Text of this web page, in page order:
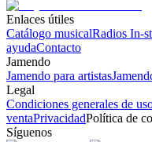
Enlaces útiles
Catálogo musicalRadios In-
ayudaContacto
Jamendo
Jamendo para artistas
Legal
Condiciones generales de
ventaPrivacidadPolítica de
Síguenos